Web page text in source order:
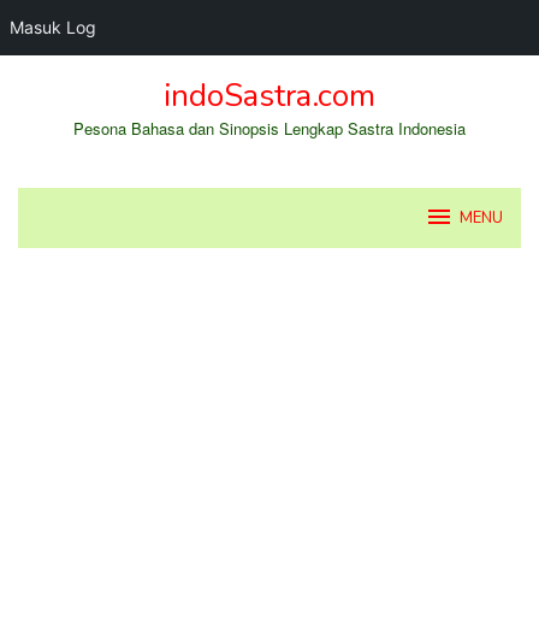
Masuk Log
indoSastra.com
Pesona Bahasa dan Sinopsis Lengkap Sastra Indonesia
MENU